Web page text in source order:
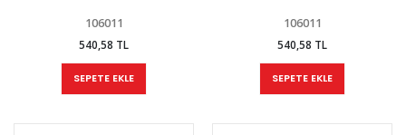
106011
540,58 TL
SEPETE EKLE
106011
540,58 TL
SEPETE EKLE